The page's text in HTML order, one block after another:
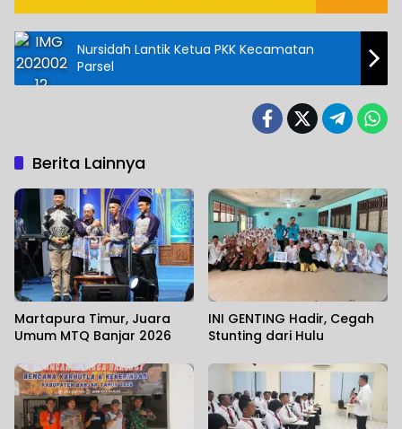
Nursidah Lantik Ketua PKK Kecamatan
Parsel
Berita Lainnya
Martapura Timur, Juara
Umum MTQ Banjar 2026
INI GENTING Hadir, Cegah
Stunting dari Hulu